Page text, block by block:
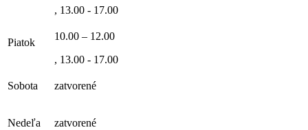
, 13.00 - 17.00
Piatok
10.00 – 12.00
, 13.00 - 17.00
Sobota zatvorené
Nedeľa zatvorené